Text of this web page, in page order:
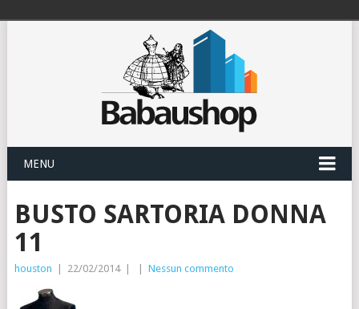
MENU
BUSTO SARTORIA DONNA
11
houston 22/02/2014 Nessun commento